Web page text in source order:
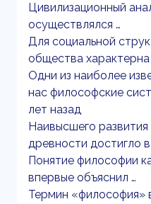
Цивилизационный
осуществлялся …
Для социальной
общества характерна
Одни из наиболее
нас философские
лет назад
Наивысшего
древности достигло в
Понятие философии
впервые объяснил …
Термин «философия»